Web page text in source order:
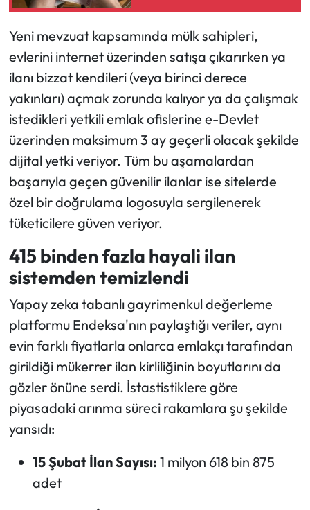
Yeni mevzuat kapsamında mülk sahipleri,
evlerini internet üzerinden satışa çıkarırken ya
ilanı bizzat kendileri (veya birinci derece
yakınları) açmak zorunda kalıyor ya da çalışmak
istedikleri yetkili emlak ofislerine e-Devlet
üzerinden maksimum 3 ay geçerli olacak şekilde
dijital yetki veriyor. Tüm bu aşamalardan
başarıyla geçen güvenilir ilanlar ise sitelerde
özel bir doğrulama logosuyla sergilenerek
tüketicilere güven veriyor.
415 binden fazla hayali ilan
sistemden temizlendi
Yapay zeka tabanlı gayrimenkul değerleme
platformu Endeksa'nın paylaştığı veriler, aynı
evin farklı fiyatlarla onlarca emlakçı tarafından
girildiği mükerrer ilan kirliliğinin boyutlarını da
gözler önüne serdi. İstastistiklere göre
piyasadaki arınma süreci rakamlara şu şekilde
yansıdı:
15 Şubat İlan Sayısı: 1 milyon 618 bin 875
adet